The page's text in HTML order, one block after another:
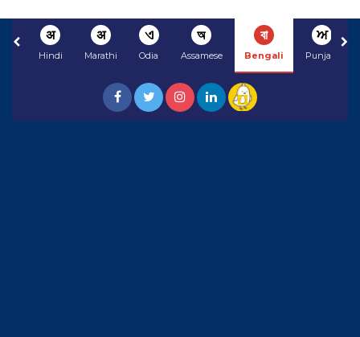
अ
Hindi
अ
Marathi
ଏ
Odia
অ
Assamese
বা
Bengali
ਅ
Punjabi